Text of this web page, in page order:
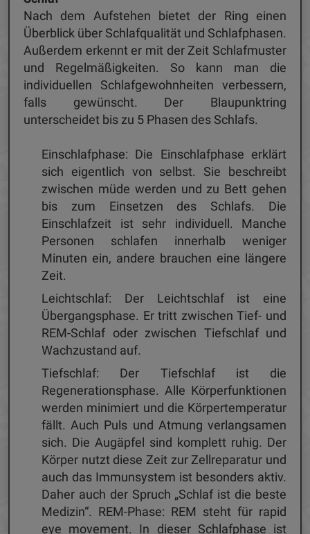
Nach dem Aufstehen bietet der Ring einen
Überblick über Schlafqualität und Schlafphasen.
Außerdem erkennt er mit der Zeit Schlafmuster
und Regelmäßigkeiten. So kann man die
individuellen Schlafgewohnheiten verbessern,
falls gewünscht. Der Blaupunktring
unterscheidet bis zu 5 Phasen des Schlafs.
Einschlafphase: Die Einschlafphase erklärt
sich eigentlich von selbst. Sie beschreibt
zwischen müde werden und zu Bett gehen
bis zum Einsetzen des Schlafs. Die
Einschlafzeit ist sehr individuell. Manche
Personen schlafen innerhalb weniger
Minuten ein, andere brauchen eine längere
Zeit.
Leichtschlaf: Der Leichtschlaf ist eine
Übergangsphase. Er tritt zwischen Tief- und
REM-Schlaf oder zwischen Tiefschlaf und
Wachzustand auf.
Tiefschlaf: Der Tiefschlaf ist die
Regenerationsphase. Alle Körperfunktionen
werden minimiert und die Körpertemperatur
fällt. Auch Puls und Atmung verlangsamen
sich. Die Augäpfel sind komplett ruhig. Der
Körper nutzt diese Zeit zur Zellreparatur und
auch das Immunsystem ist besonders aktiv.
Daher auch der Spruch „Schlaf ist die beste
Medizin“. REM-Phase: REM steht für rapid
eye movement. In dieser Schlafphase ist